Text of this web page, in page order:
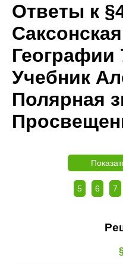
Ответы к
Географии
Учебник
Полярная
5 6 7